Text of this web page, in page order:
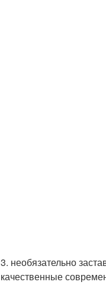
3. необязательно
качественные